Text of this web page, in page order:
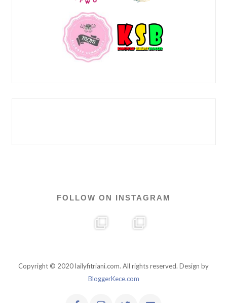
FOLLOW ON INSTAGRAM
Copyright © 2020 lailyfitriani.com. All rights reserved. Design by
BloggerKece.com